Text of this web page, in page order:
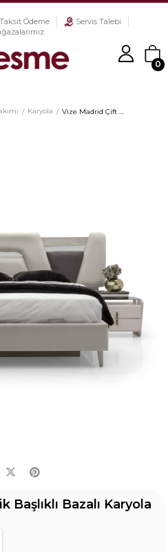
Ödeme
Servis Talebi
0
Karyola
Bazalı Karyola